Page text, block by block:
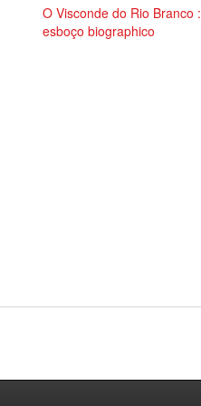
O Visconde do Rio Branco :
esboço biographico